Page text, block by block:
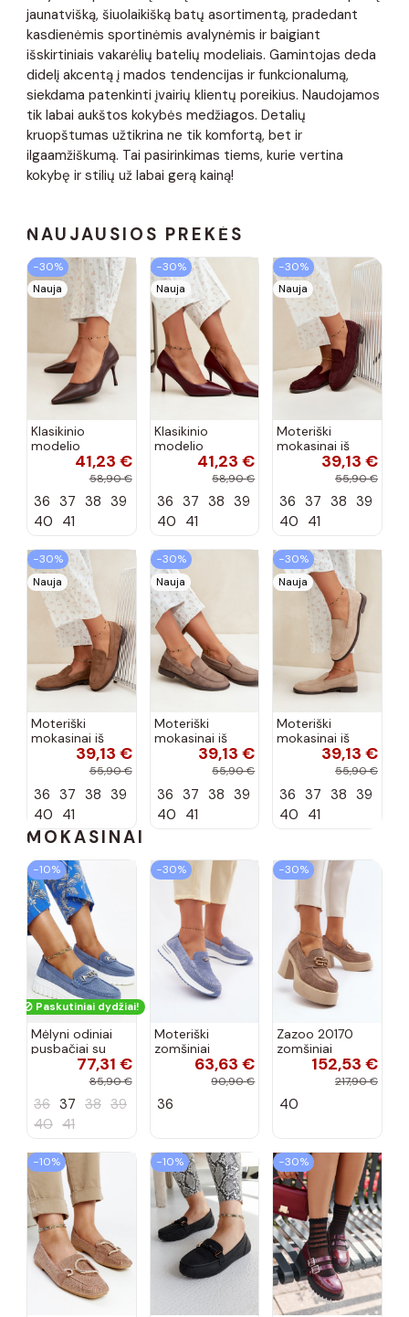
jaunatvišką, šiuolaikišką batų asortimentą, pradedant
kasdienėmis sportinėmis avalynėmis ir baigiant
išskirtiniais vakarėlių batelių modeliais. Gamintojas deda
didelį akcentą į mados tendencijas ir funkcionalumą,
siekdama patenkinti įvairių klientų poreikius. Naudojamos
tik labai aukštos kokybės medžiagos. Detalių
kruopštumas užtikrina ne tik komfortą, bet ir
ilgaamžiškumą. Tai pasirinkimas tiems, kurie vertina
kokybę ir stilių už labai gerą kainą!
NAUJAUSIOS PREKĖS
−30%
Nauja
Klasikinio
modelio
aukštakulniai
šokolado
spalvos Nesha
41,23 €
58,90 €
36 37 38 39
40 41
−30%
Nauja
Klasikinio
modelio
aukštakulniai
bordo spalvos
Nesha
41,23 €
58,90 €
36 37 38 39
40 41
−30%
Nauja
Moteriški
mokasinai iš
dirbtinės
zomšos, bordo
39,13 €
55,90 €
36 37 38 39
40 41
−30%
Nauja
Moteriški
mokasinai iš
dirbtinės
zomšos, rudos
39,13 €
55,90 €
36 37 38 39
40 41
−30%
Nauja
Moteriški
mokasinai iš
dirbtinės
zomšos, molio
39,13 €
55,90 €
36 37 38 39
40 41
−30%
Nauja
Moteriški
mokasinai iš
dirbtinės
zomšos, smėlio
39,13 €
55,90 €
36 37 38 39
40 41
MOKASINAI
−10%
Paskutiniai dydžiai!
Mėlyni odiniai
pusbačiai su
dekoratyvine
sagtimi Taija
77,31 €
85,90 €
36 37 38 39
40 41
−30%
Moteriški
zomšiniai
mokasinai
Demela mėlynos
63,63 €
90,90 €
36
−30%
Zazoo 20170
zomšiniai
bateliai su
kulniukais smėlio
152,53 €
217,90 €
40
−10% −10% −30%